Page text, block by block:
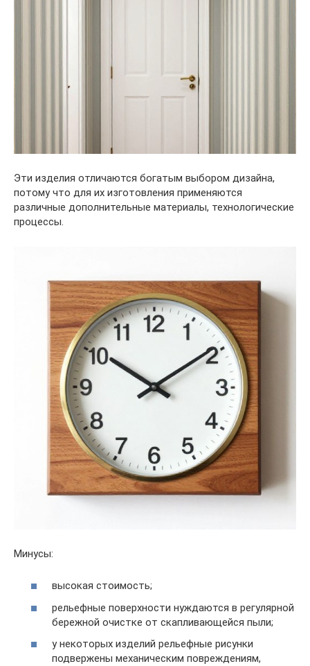
Эти изделия отличаются богатым выбором дизайна,
потому что для их изготовления применяются
различные дополнительные материалы, технологические
процессы.
Минусы:
высокая стоимость;
рельефные поверхности нуждаются в регулярной
бережной очистке от скапливающейся пыли;
у некоторых изделий рельефные рисунки
подвержены механическим повреждениям,